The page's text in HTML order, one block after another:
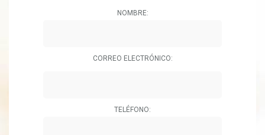
NOMBRE:
CORREO ELECTRÓNICO:
TELÉFONO: